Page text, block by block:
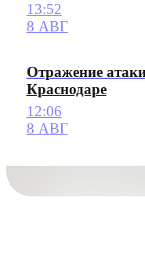
13:52
8 АВГ
Отражение
Краснодаре
12:06
8 АВГ